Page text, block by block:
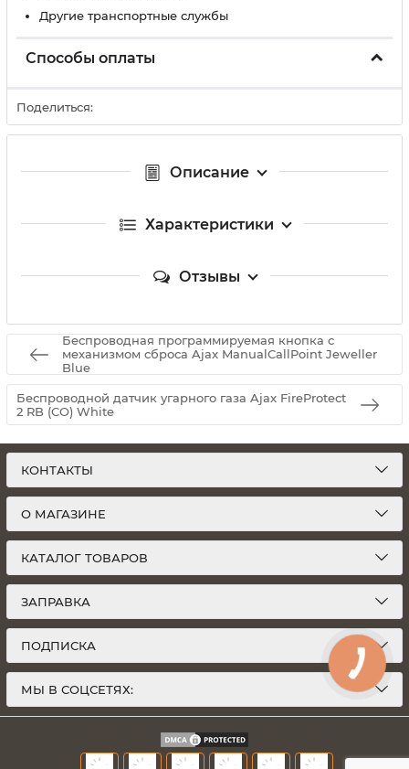
Другие транспортные службы
Способы оплаты
Поделиться:
Описание
Характеристики
Отзывы
Беспроводная программируемая кнопка с
механизмом сброса Ajax ManualCallPoint Jeweller
Blue
Беспроводной датчик угарного газа Ajax FireProtect
2 RB (CO) White
КОНТАКТЫ
О МАГАЗИНЕ
КАТАЛОГ ТОВАРОВ
ЗАПРАВКА
ПОДПИСКА
МЫ В СОЦСЕТЯХ: